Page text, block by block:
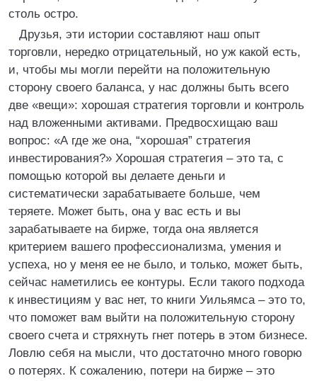
столь остро.
Друзья, эти истории составляют наш опыт
торговли, нередко отрицательный, но уж какой есть,
и, чтобы мы могли перейти на положительную
сторону своего баланса, у нас должны быть всего
две «вещи»: хорошая стратегия торговли и контроль
над вложенными активами. Предвосхищаю ваш
вопрос: «А где же она, “хорошая” стратегия
инвестирования?» Хорошая стратегия – это та, с
помощью которой вы делаете деньги и
систематически зарабатываете больше, чем
теряете. Может быть, она у вас есть и вы
зарабатываете на бирже, тогда она является
критерием вашего профессионализма, умения и
успеха, но у меня ее не было, и только, может быть,
сейчас наметились ее контуры. Если такого подхода
к инвестициям у вас нет, то книги Уильямса – это то,
что поможет вам выйти на положительную сторону
своего счета и стряхнуть гнет потерь в этом бизнесе.
Ловлю себя на мысли, что достаточно много говорю
о потерях. К сожалению, потери на бирже – это